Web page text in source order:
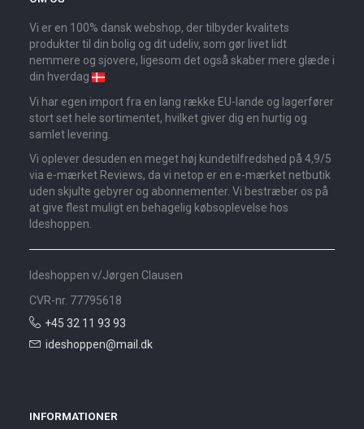
Vi er en 100% dansk webshop, der tilbyder kvalitets
produkter til din bolig og dit udeliv, som gør livet lidt
nemmere og sjovere, ligesom det også skaber mere glæde i
din hverdag
Vi har egen import fra en lang række EU-lande og lagerfører
stort set hele sortimentet, hvilket giver dig en hurtig og
samlet levering.
Vi oplever desuden en meget høj kundetilfredshed på 4,9/5
via e-mærket Reviews, da vi netop er en e-mærket netbutik
uden skjulte gebyrer og abonnementer. Vi bestræber os på
at give flest muligt en behagelig købsoplevelse hos
Ideshoppen.
Ideshoppen v/Jørgen Clausen
CVR-nr. 77795618
+45 32 11 93 93
ideshoppen@mail.dk
INFORMATIONER